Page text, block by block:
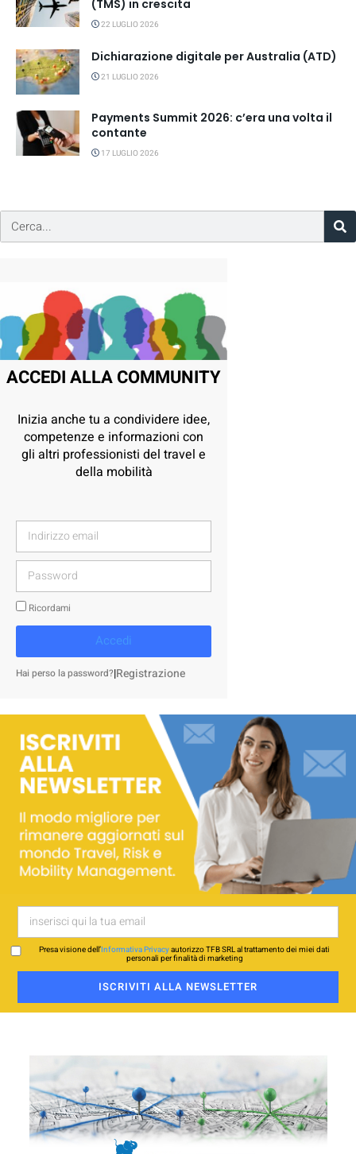
(TMS) in crescita
22 LUGLIO 2026
Dichiarazione digitale per Australia (ATD)
21 LUGLIO 2026
Payments Summit 2026: c’era una volta il
contante
17 LUGLIO 2026
ACCEDI ALLA COMMUNITY
Inizia anche tu a condividere idee,
competenze e informazioni con
gli altri professionisti del travel e
della mobilità
Ricordami
Accedi
Hai perso la password?|Registrazione
Presa visione dell’Informativa Privacyautorizzo TFB SRL al trattamento dei miei dati
personali per finalità di marketing
ISCRIVITI ALLA NEWSLETTER